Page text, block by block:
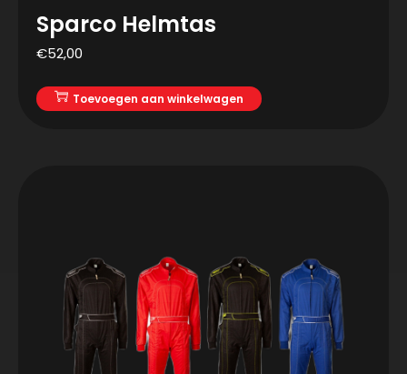
Sparco Helmtas
€52,00
Toevoegen aan winkelwagen